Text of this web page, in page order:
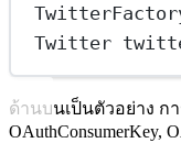
Twitter
ด้านบนเป็นตัวอย่าง ก
OAuthConsumerKey,